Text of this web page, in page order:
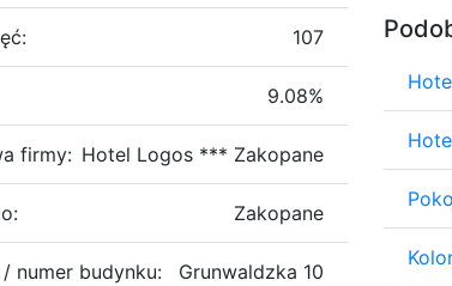
107
9.08%
firmy: Hotel Logos *** Zakopane
Zakopane
numer budynku: Grunwaldzka 10